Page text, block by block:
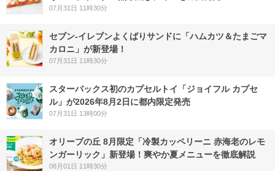
07月31日 11時30分
セブン‐イレブンよくばりサンドに「ハムカツ＆たまごマ
カロニ」が新登場！
07月31日 11時30分
スターバックス初のカプセルトイ「ジョイフル カプセ
ル」が2026年8月2日に都内限定発売
07月31日 13時00分
オリーブの丘 8月限定「冷製カッペリーニ 赤海老のレモ
ンガーリック」新登場！爽やか夏メニューを徹底解説
08月01日 11時30分